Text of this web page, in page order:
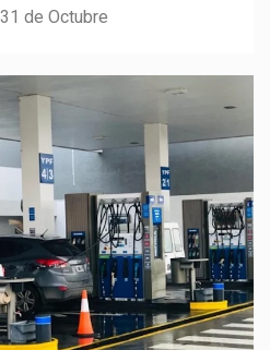
de Octubre